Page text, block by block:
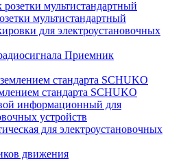
мультистандартный
для электроустановочных
Приемник
стандарта SCHUKO
информационный для
устройств
для электроустановочных
движения